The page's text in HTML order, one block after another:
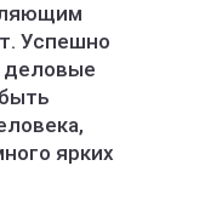
Успешно
деловые
ярких